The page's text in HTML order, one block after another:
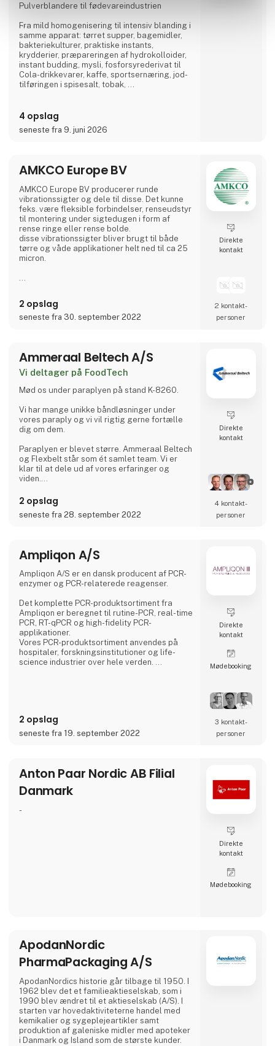
Pulverblandere til fødevareindustrien
Fra mild homogenisering til intensiv blanding i
samme apparat: tørret supper, bagemidler,
bakteriekulturer, praktiske instants,
krydderier, præpareringen af hydrokolloider,
instant budding, mysli, fosforsyrederivat til
Cola-drikkevarer, kaffe, sportsernæring, jod-
tilføringen i spisesalt, tobak, ...
hygiejnekrav i fødevareindustrien, fordi vores
gennemførelser er i overensstemmelse med
EHEDG.
Bagemidler og bageblandinger,
Pulver til drikkevarer
Instant ret, tørret supper, instant sovs, tørre
4 opslag
seneste fra 9. juni 2026
AMKCO Europe BV
AMKCO Europe BV producerer runde
vibrationssigter og dele til disse. Det kunne
feks. være fleksible forbindelser, renseudstyr
til montering under sigtedugen i form af
rense ringe eller rense bolde.
disse vibrationssigter bliver brugt til både
tørre og våde applikationer helt ned til ca 25
micron.
2 opslag
seneste fra 30. september 2022
Direkte
kontakt
2 kontakt­
personer
Ammeraal Beltech A/S
Vi deltager på FoodTech
Mød os under paraplyen på stand K-8260.
Vi har mange unikke båndløsninger under
vores paraply og vi vil rigtig gerne fortælle
dig om dem.
Paraplyen er blevet større. Ammeraal Beltech
og Flexbelt står som ét samlet team. Vi er
klar til at dele ud af vores erfaringer og
viden.
Vi har endnu flere unikke båndløsninger og vil
rigtig gerne fortælle dig om dem.
Circle Links – bæredygtige løsninger
AMMcare – digitalt værktøj
Kom og fortæl os, hvad der er interessant og
2 opslag
seneste fra 28. september 2022
Direkte
kontakt
4 kontakt­
personer
Ampliqon A/S
Ampliqon A/S er en dansk producent af PCR-
enzymer og PCR-relaterede reagenser.
Det komplette PCR-produktsortiment fra
Ampliqon er beregnet til rutine-PCR, real-time
PCR, RT-qPCR og high-fidelity PCR-
applikationer.
Vores PCR-produktsortiment anvendes på
hospitaler, forskningsinstitutioner og life-
science industrier over hele verden.
som er optimeret til automatisering og
frysetørring.
2 opslag
seneste fra 19. september 2022
Direkte
kontakt
Møde­booking
3 kontakt­
personer
Anton Paar Nordic AB Filial
Danmark
-
Direkte
kontakt
Møde­booking
ApodanNordic
PharmaPackaging A/S
ApodanNordics historie går tilbage til 1950. I
1962 blev det et familieaktieselskab, som i
1990 blev ændret til et aktieselskab (A/S). I
starten var hovedaktiviteterne handel med
kemikalier og sygeplejeartikler samt
produktion af galeniske midler med apoteker
i Danmark og Island som de største kunder.